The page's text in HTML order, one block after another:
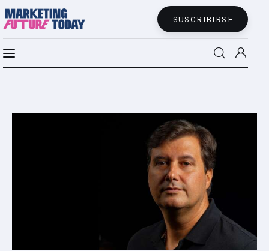
SUSCRIBIRSE
MFT+
FUTURE BRAND LAB
CONECTADES